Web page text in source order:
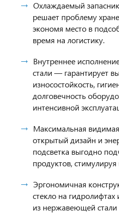
Охлаждаемый
решает проблему
экономя место в
время на логистику.
Внутреннее
стали — гарантирует
износостойкость,
долговечность
интенсивной
Максимальная
открытый дизайн и
подсветка выгодно
продуктов,
Эргономичная
стекло на
из нержавеющей